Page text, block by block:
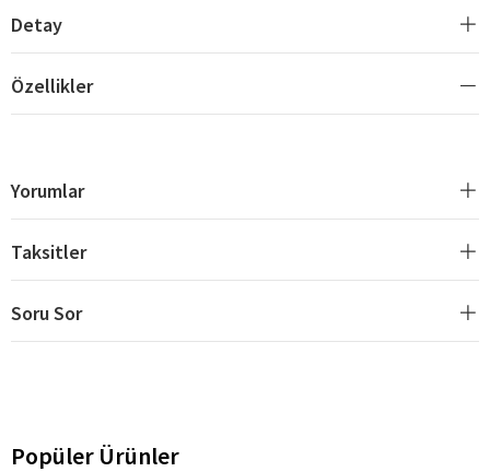
Detay
Özellikler
Yorumlar
Taksitler
Soru Sor
Popüler Ürünler